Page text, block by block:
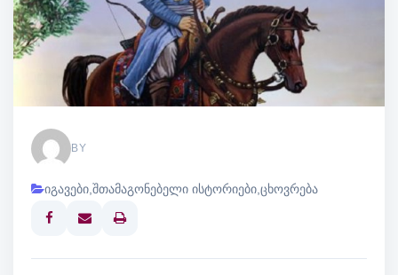
BY
იგავები შთამაგონებელი ისტორიები ცხოვრება
Print